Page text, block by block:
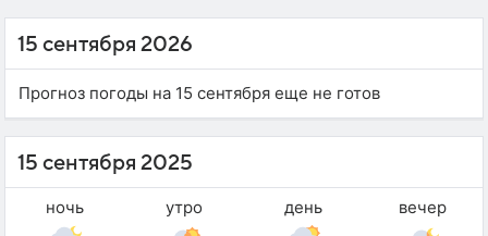
15 сентября 2026
Прогноз погоды на 15 сентября еще не готов
15 сентября 2025
ночь утро день вечер